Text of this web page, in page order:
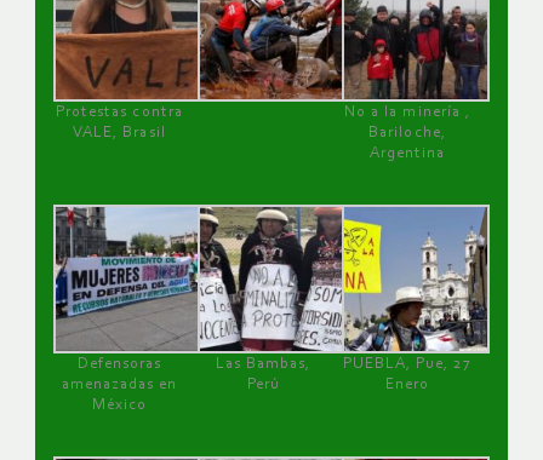
Protestas contra
VALE, Brasil
No a la minería ,
Bariloche,
Argentina
Defensoras
amenazadas en
México
Las Bambas,
Perú
PUEBLA, Pue, 27
Enero